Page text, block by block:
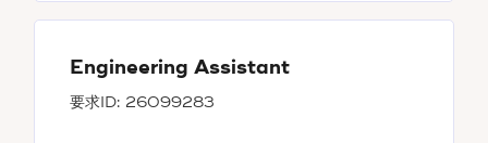
Engineering Assistant
26099283